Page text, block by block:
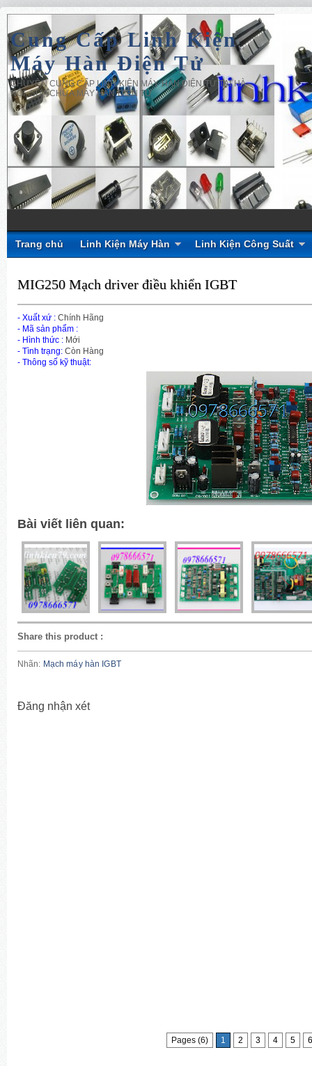
Cung Cấp Linh Kiện
Máy Hàn Điện Tử
CHUYÊN CUNG CẤP LINH KIỆN MÁY HÀN ĐIỆN TỬ TẠI HÀ
NỘI, SỬA CHỮA MÁY HÀN ĐIỆN TỬ
Trang chủ Linh Kiện Máy Hàn Linh Kiện Công Suất
MIG250 Mạch driver điều khiển IGBT
- Xuất xứ : Chính Hãng
- Mã sản phẩm :
- Hình thức : Mới
- Tình trạng: Còn Hàng
- Thông số kỹ thuật:
Bài viết liên quan:
Share this product :
Nhãn: Mạch máy hàn IGBT
Đăng nhận xét
Pages (6) 1 2 3 4 5 6